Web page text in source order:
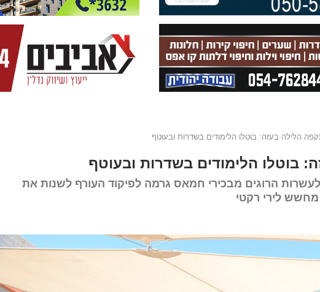
הלילה בעזה: בוטלו הלימודים בשדרות ובעוטף
בוטלו הלימודים בשדרות ובעוטף
הרוגים מבכירי חמאס גרמה לפיקוד העורף לשנות את
מחשש לירי רקטי